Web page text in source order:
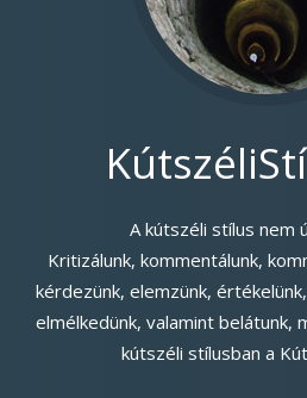
A kútszéli stílus nem
Kritizálunk, kommentálunk,
kérdezünk, elemzünk,
elmélkedünk, valamint belátunk,
kútszéli stílusban a